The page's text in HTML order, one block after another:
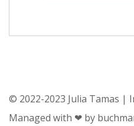
© 2022-2023 Julia Tamas |
Managed with ❤ by